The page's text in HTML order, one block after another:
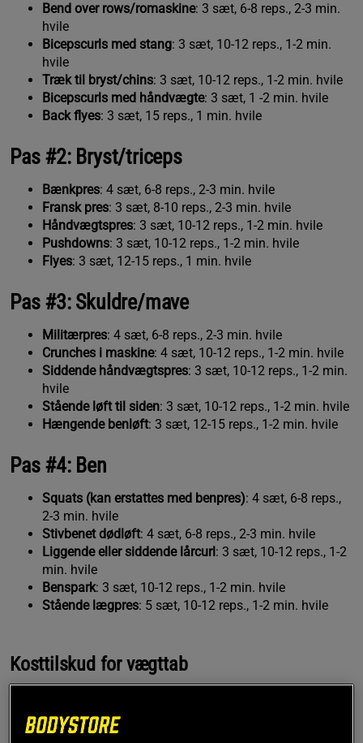
Bend over rows/romaskine: 3 sæt, 6-8 reps., 2-3 min.
hvile
Bicepscurls med stang: 3 sæt, 10-12 reps., 1-2 min.
hvile
Træk til bryst/chins: 3 sæt, 10-12 reps., 1-2 min. hvile
Bicepscurls med håndvægte: 3 sæt, 1 -2 min. hvile
Back flyes: 3 sæt, 15 reps., 1 min. hvile
Pas #2: Bryst/triceps
Bænkpres: 4 sæt, 6-8 reps., 2-3 min. hvile
Fransk pres: 3 sæt, 8-10 reps., 2-3 min. hvile
Håndvægtspres: 3 sæt, 10-12 reps., 1-2 min. hvile
Pushdowns: 3 sæt, 10-12 reps., 1-2 min. hvile
Flyes: 3 sæt, 12-15 reps., 1 min. hvile
Pas #3: Skuldre/mave
Militærpres: 4 sæt, 6-8 reps., 2-3 min. hvile
Crunches i maskine: 4 sæt, 10-12 reps., 1-2 min. hvile
Siddende håndvægtspres: 3 sæt, 10-12 reps., 1-2 min.
hvile
Stående løft til siden: 3 sæt, 10-12 reps., 1-2 min. hvile
Hængende benløft: 3 sæt, 12-15 reps., 1-2 min. hvile
Pas #4: Ben
Squats (kan erstattes med benpres): 4 sæt, 6-8 reps.,
2-3 min. hvile
Stivbenet dødløft: 4 sæt, 6-8 reps., 2-3 min. hvile
Liggende eller siddende lårcurl: 3 sæt, 10-12 reps., 1-2
min. hvile
Benspark: 3 sæt, 10-12 reps., 1-2 min. hvile
Stående lægpres: 5 sæt, 10-12 reps., 1-2 min. hvile
Kosttilskud for vægttab
PRISFUND